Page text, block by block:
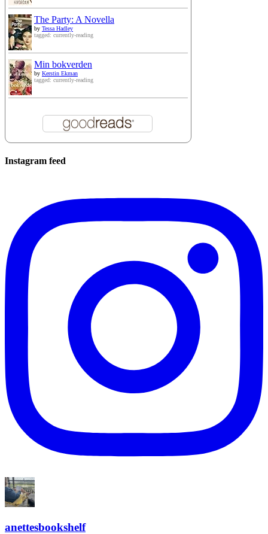
The Party: A Novella
by Tessa Hadley
tagged: currently-reading
Min bokverden
by Kerstin Ekman
tagged: currently-reading
Instagram feed
anettesbookshelf